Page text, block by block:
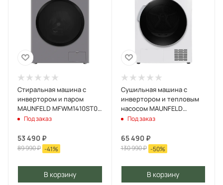
Стиральная машина c
инвертором и паром
MAUNFELD MFWM1410ST03
Серебристый
Под заказ
53 490 ₽
89 990₽ -41%
В корзину
Сушильная машина с
инвертором и тепловым
насосом MAUNFELD
MFDM1410WH07 Белый
Под заказ
65 490₽
130 990₽ -50%
В корзину